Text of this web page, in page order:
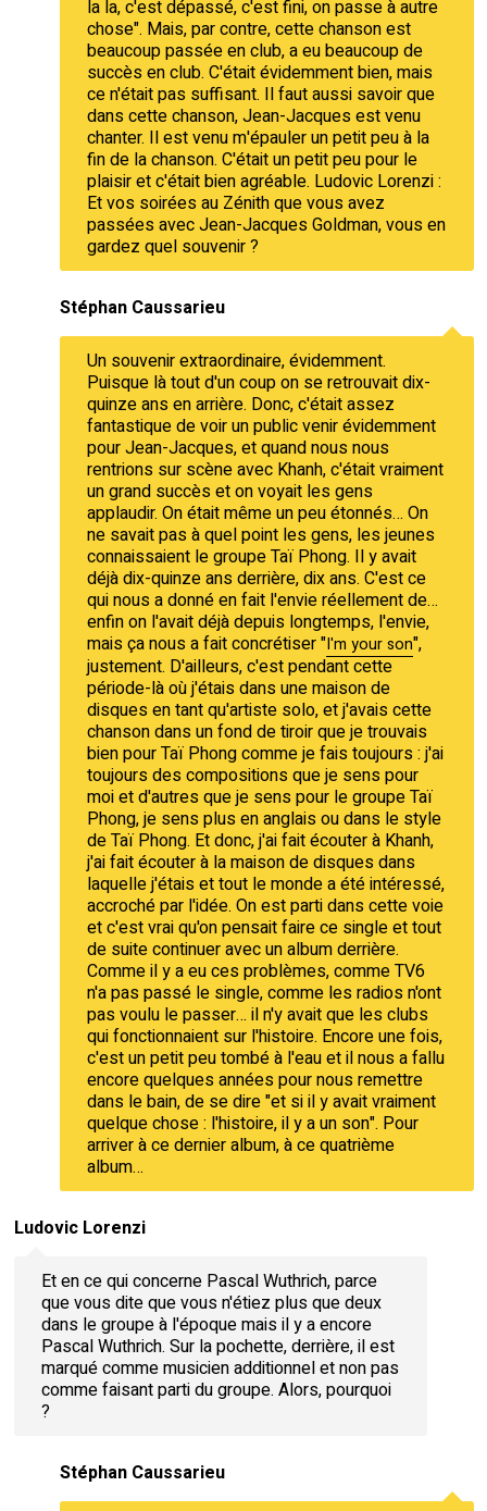
la la, c'est dépassé, c'est fini, on passe à autre
chose". Mais, par contre, cette chanson est
beaucoup passée en club, a eu beaucoup de
succès en club. C'était évidemment bien, mais
ce n'était pas suffisant. Il faut aussi savoir que
dans cette chanson, Jean-Jacques est venu
chanter. Il est venu m'épauler un petit peu à la
fin de la chanson. C'était un petit peu pour le
plaisir et c'était bien agréable. Ludovic Lorenzi :
Et vos soirées au Zénith que vous avez
passées avec Jean-Jacques Goldman, vous en
gardez quel souvenir ?
Stéphan Caussarieu
Un souvenir extraordinaire, évidemment.
Puisque là tout d'un coup on se retrouvait dix-
quinze ans en arrière. Donc, c'était assez
fantastique de voir un public venir évidemment
pour Jean-Jacques, et quand nous nous
rentrions sur scène avec Khanh, c'était vraiment
un grand succès et on voyait les gens
applaudir. On était même un peu étonnés… On
ne savait pas à quel point les gens, les jeunes
connaissaient le groupe Taï Phong. Il y avait
déjà dix-quinze ans derrière, dix ans. C'est ce
qui nous a donné en fait l'envie réellement de…
enfin on l'avait déjà depuis longtemps, l'envie,
mais ça nous a fait concrétiser "I'm your son",
justement. D'ailleurs, c'est pendant cette
période-là où j'étais dans une maison de
disques en tant qu'artiste solo, et j'avais cette
chanson dans un fond de tiroir que je trouvais
bien pour Taï Phong comme je fais toujours : j'ai
toujours des compositions que je sens pour
moi et d'autres que je sens pour le groupe Taï
Phong, je sens plus en anglais ou dans le style
de Taï Phong. Et donc, j'ai fait écouter à Khanh,
j'ai fait écouter à la maison de disques dans
laquelle j'étais et tout le monde a été intéressé,
accroché par l'idée. On est parti dans cette voie
et c'est vrai qu'on pensait faire ce single et tout
de suite continuer avec un album derrière.
Comme il y a eu ces problèmes, comme TV6
n'a pas passé le single, comme les radios n'ont
pas voulu le passer… il n'y avait que les clubs
qui fonctionnaient sur l'histoire. Encore une fois,
c'est un petit peu tombé à l'eau et il nous a fallu
encore quelques années pour nous remettre
dans le bain, de se dire "et si il y avait vraiment
quelque chose : l'histoire, il y a un son". Pour
arriver à ce dernier album, à ce quatrième
album…
Ludovic Lorenzi
Et en ce qui concerne Pascal Wuthrich, parce
que vous dite que vous n'étiez plus que deux
dans le groupe à l'époque mais il y a encore
Pascal Wuthrich. Sur la pochette, derrière, il est
marqué comme musicien additionnel et non pas
comme faisant parti du groupe. Alors, pourquoi
?
Stéphan Caussarieu